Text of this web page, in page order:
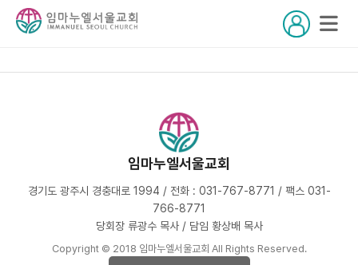
임마누엘서울교회
경기도 광주시 경충대로 1994 / 전화 : 031-767-8771 / 팩스 031-
766-8771
당회장 류광수 목사 / 담임 황상배 목사
Copyright © 2018 임마누엘서울교회 All Rights Reserved.